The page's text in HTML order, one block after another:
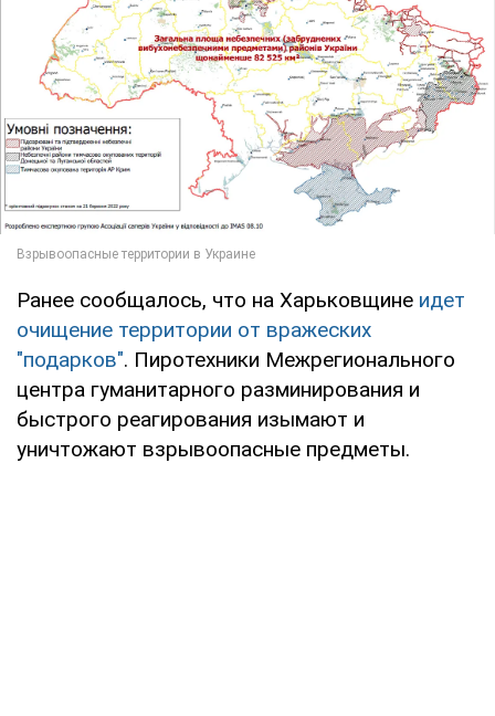
Ранее сообщалось, что на Харьковщине идет
очищение территории от вражеских
"подарков". Пиротехники Межрегионального
центра гуманитарного разминирования и
быстрого реагирования изымают и
уничтожают взрывоопасные предметы.